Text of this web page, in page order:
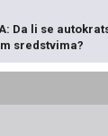
Da li se
sredstvima?